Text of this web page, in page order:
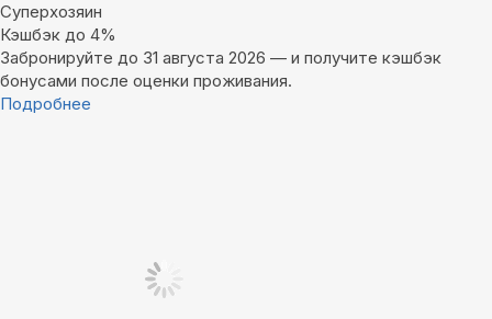
Суперхозяин
Кэшбэк до 4%
Забронируйте до 31 августа 2026 — и получите кэшбэк
бонусами после оценки проживания.
Подробнее